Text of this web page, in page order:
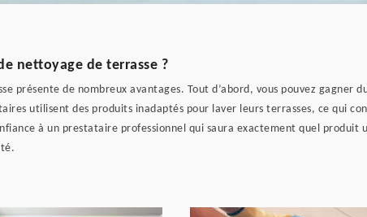
nettoyage de terrasse ?
présente de nombreux avantages. Tout d’abord, vous pouvez gagner
utilisent des produits inadaptés pour laver leurs terrasses, ce qui
à un prestataire professionnel qui saura exactement quel produit